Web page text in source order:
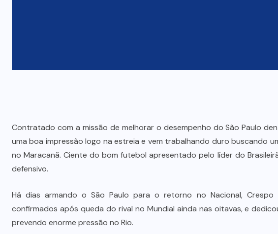
Contratado com a missão de melhorar o desempenho do São Paulo
uma boa impressão logo na estreia e vem trabalhando duro buscando
no Maracanã. Ciente do bom futebol apresentado pelo líder do
defensivo.
Há dias armando o São Paulo para o retorno no Nacional,
confirmados após queda do rival no Mundial ainda nas oitavas, e
prevendo enorme pressão no Rio.